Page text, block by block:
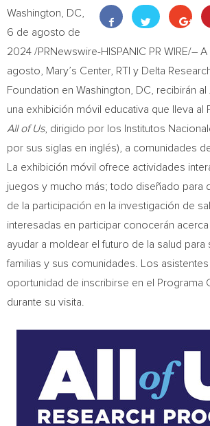
Washington, DC
6 de agosto de
2024 /PRNewswire-HISPANIC PR WIRE/–
agosto, Mary’s Center, RTI y Delta
Foundation en Washington , DC, recibirán al
una exhibición móvil educativa que lleva al
All of Us, dirigido por los Institutos
por sus siglas en inglés), a comunidades
La exhibición móvil ofrece actividades
juegos y mucho más; todo diseñado para
de la participación en la investigación de
interesadas en participar conocerán
ayudar a moldear el futuro de la salud para
familias y sus comunidades. Los
oportunidad de inscribirse en el Programa
durante su visita.